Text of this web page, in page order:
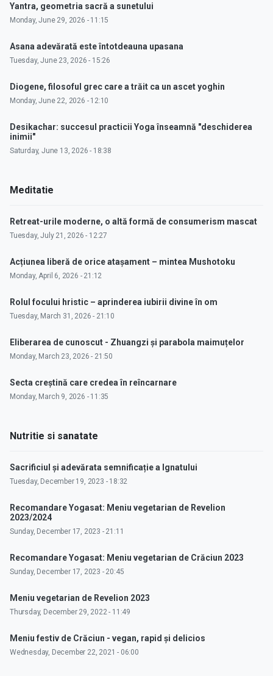
Yantra, geometria sacră a sunetului
Monday, June 29, 2026 - 11:15
Asana adevărată este întotdeauna upasana
Tuesday, June 23, 2026 - 15:26
Diogene, filosoful grec care a trăit ca un ascet yoghin
Monday, June 22, 2026 - 12:10
Desikachar: succesul practicii Yoga înseamnă "deschiderea
inimii"
Saturday, June 13, 2026 - 18:38
Meditatie
Retreat-urile moderne, o altă formă de consumerism mascat
Tuesday, July 21, 2026 - 12:27
Acțiunea liberă de orice atașament – mintea Mushotoku
Monday, April 6, 2026 - 21:12
Rolul focului hristic – aprinderea iubirii divine în om
Tuesday, March 31, 2026 - 21:10
Eliberarea de cunoscut - Zhuangzi și parabola maimuțelor
Monday, March 23, 2026 - 21:50
Secta creștină care credea în reîncarnare
Monday, March 9, 2026 - 11:35
Nutritie si sanatate
Sacrificiul și adevărata semnificație a Ignatului
Tuesday, December 19, 2023 - 18:32
Recomandare Yogasat: Meniu vegetarian de Revelion
2023/2024
Sunday, December 17, 2023 - 21:11
Recomandare Yogasat: Meniu vegetarian de Crăciun 2023
Sunday, December 17, 2023 - 20:45
Meniu vegetarian de Revelion 2023
Thursday, December 29, 2022 - 11:49
Meniu festiv de Crăciun - vegan, rapid și delicios
Wednesday, December 22, 2021 - 06:00